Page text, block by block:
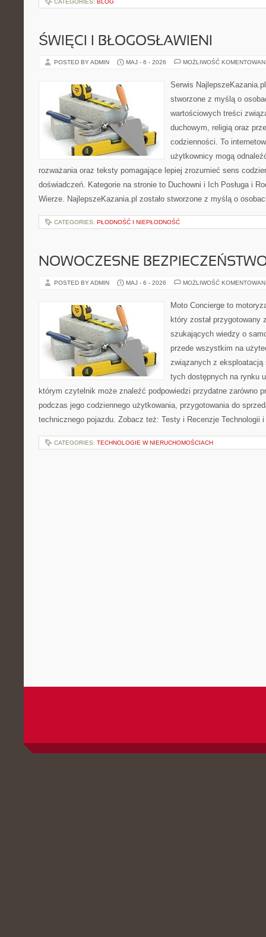
CATEGORIES: BLOG
ŚWIĘCI I BŁOGOSŁAWIENI
POSTED BY ADMIN MAJ - 6 - 2026 MOŻLIWOŚĆ
Serwis
stworzone z myślą o
wartościowych treści
duchowym, religią oraz
codzienności. To
użytkownicy mogą
rozważania oraz teksty pomagające lepiej zrozumieć sens
doświadczeń. Kategorie na stronie to Duchowni i Ich Posługa i
Wierze. NajlepszeKazania.pl zostało stworzone z myślą o
CATEGORIES: PŁODNOŚĆ I NIEPŁODNOŚĆ
NOWOCZESNE
POSTED BY ADMIN MAJ - 6 - 2026 MOŻLIWOŚĆ
Moto Concierge to
który został przygotowany
szukających wiedzy o
przede wszystkim na
związanych z eksploatacją
tych dostępnych na rynku
którym czytelnik może znaleźć podpowiedzi przydatne zarówno
podczas jego codziennego użytkowania, przygotowania do
technicznego pojazdu. Zobacz też: Testy i Recenzje
CATEGORIES: TECHNOLOGIE W NIERUCHOMOŚCIACH